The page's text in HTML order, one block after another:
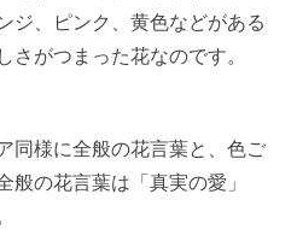
ジ、ピンク、黄色などがある
さがつまった花なのです。
同様に全般の花言葉と、色ご
般の花言葉は「真実の愛」